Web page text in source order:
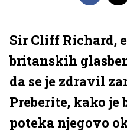
Sir Cliff Richard,
britanskih
da se je zdravil
Preberite, kako
poteka njegovo